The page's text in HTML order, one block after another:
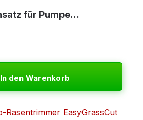
für Pumpe…
In den Warenkorb